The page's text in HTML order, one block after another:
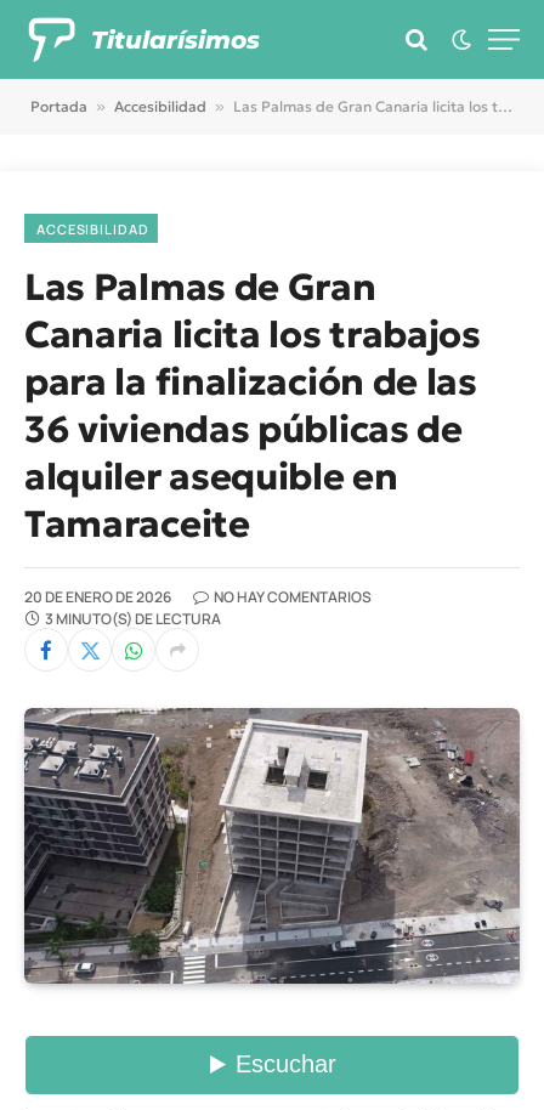
Titularísimos
Portada » Accesibilidad » Las Palmas de Gran Canaria licita los trabajos para la finalización de las 36 viviendas públicas de alquiler asequible en Tamaraceite
ACCESIBILIDAD
Las Palmas de Gran
Canaria licita los trabajos
para la finalización de las
36 viviendas públicas de
alquiler asequible en
Tamaraceite
20 DE ENERO DE 2026
NO HAY COMENTARIOS
3 MINUTO(S) DE LECTURA